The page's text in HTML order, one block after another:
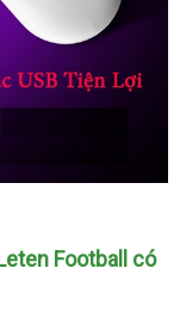
Football có